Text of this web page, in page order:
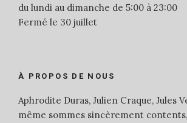
du lundi au dimanche de 5:00 à 23:00
Fermé le 30 juillet
À PROPOS DE NOUS
Aphrodite Duras, Julien Craque, Jules
même sommes sincèrement